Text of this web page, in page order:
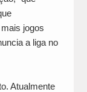
jogos
a liga no
Atualmente